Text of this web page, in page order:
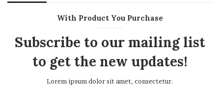
With Product You Purchase
Subscribe to our mailing list
to get the new updates!
Lorem ipsum dolor sit amet, consectetur.